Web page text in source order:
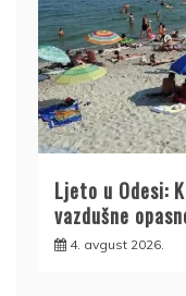
Ljeto u Odesi:
vazdušne
4. avgust 2026.